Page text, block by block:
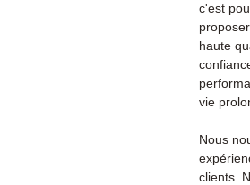
c'est
haute
vie
Nous
clients.